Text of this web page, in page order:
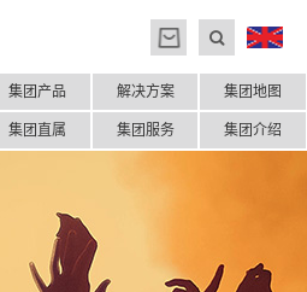
集团产品 解决方案 集团地图
集团直属 集团服务 集团介绍